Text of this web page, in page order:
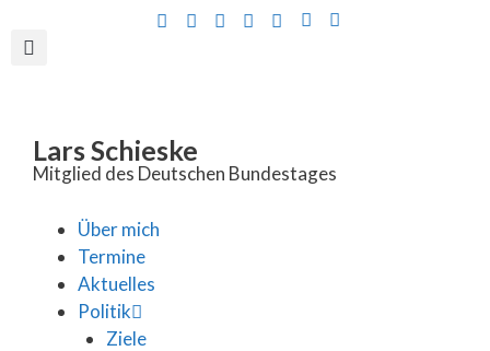
Lars Schieske
Mitglied des Deutschen Bundestages
Über mich
Termine
Aktuelles
Politik
Ziele